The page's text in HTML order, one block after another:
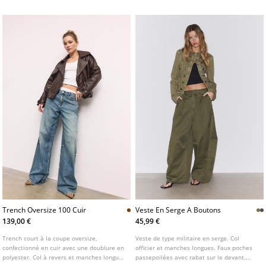
Trench Oversize 100 Cuir
139,00 €
Trench court à la coupe oversize,
confectionné en cuir avec une doublure en
polyester. Col à revers et manches longues
Veste En Serge A Boutons
45,99 €
Veste de type militaire en serge. Col
officier et manches longues. Faux poches
passepoilées avec rabat sur le devant.